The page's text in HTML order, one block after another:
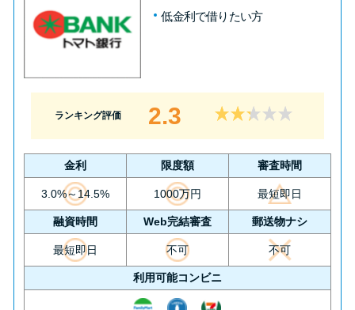
低金利で借りたい方
ランキング評価 2.3
金利 限度額 審査時間
3.0%～14.5% 1000万円 最短即日
融資時間 Web完結審査 郵送物ナシ
最短即日 不可 不可
利用可能コンビニ